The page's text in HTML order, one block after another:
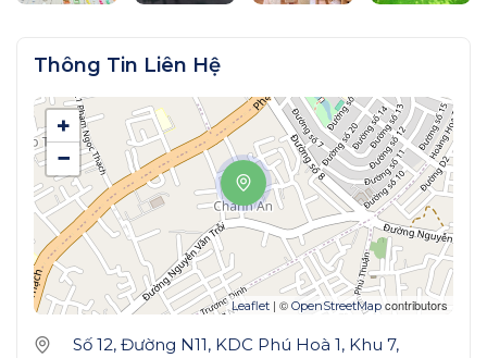
Thông Tin Liên Hệ
+
−
Leaflet | © OpenStreetMap contributors
Số 12, Đường N11, KDC Phú Hoà 1, Khu 7,